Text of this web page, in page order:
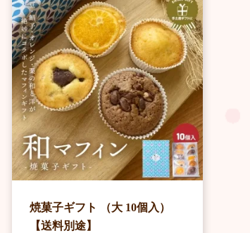
焼菓子ギフト （大 10個入）
【送料別途】